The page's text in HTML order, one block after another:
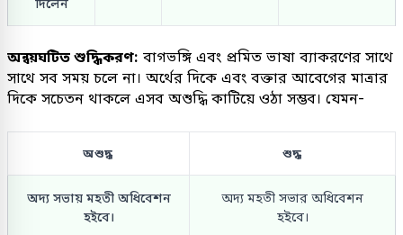
অন্বয়ঘটিত শুদ্ধিকরণ: বাগভঙ্গি এবং প্রমিত ভাষা ব্যাকরণের সাথে
সাথে সব সময় চলে না। অর্থের দিকে এবং বক্তার আবেগের মাত্রার
দিকে সচেতন থাকলে এসব অশুদ্ধি কাটিয়ে ওঠা সম্ভব। যেমন-
অশুদ্ধ শুদ্ধ
অদ্য সভায় মহতী অধিবেশন
হইবে।
অদ্য মহতী সভার অধিবেশন
হইবে।